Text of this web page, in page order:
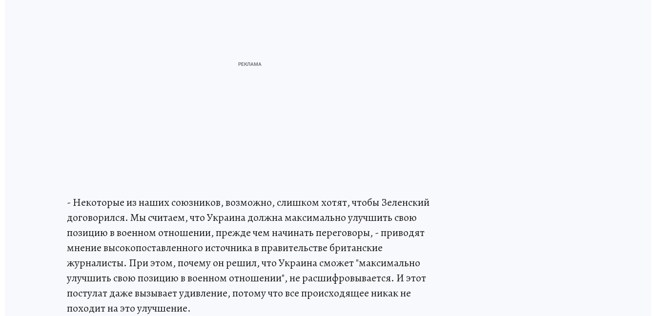
- Некоторые из наших союзников, возможно, слишком хотят, чтобы Зеленский
договорился. Мы считаем, что Украина должна максимально улучшить свою
позицию в военном отношении, прежде чем начинать переговоры, - приводят
мнение высокопоставленного источника в правительстве британские
журналисты. При этом, почему он решил, что Украина сможет "максимально
улучшить свою позицию в военном отношении", не расшифровывается. И этот
постулат даже вызывает удивление, потому что все происходящее никак не
походит на это улучшение.